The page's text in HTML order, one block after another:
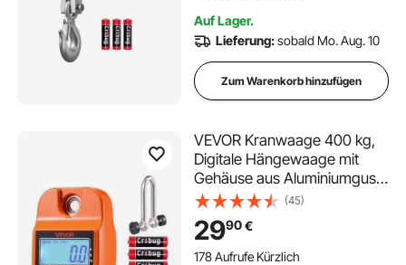
Auf Lager.
Lieferung:sobald Mo. Aug. 10
Zum Warenkorb hinzufügen
VEVOR Kranwaage 400 kg,
Digitale Hängewaage mit
Gehäuse aus Aluminiumguss
& LCD, Wildwaage 100-g-
Teilung & 3-Stufiger Anzeige,
Zugwaage Fischwaage,
geeignet für Landwirtschaft,
(45)
2990€
178 Aufrufe Kürzlich